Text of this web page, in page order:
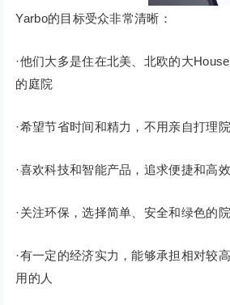
Yarbo的目标受众非常清晰：
·他们大多是住在北美、北欧的大
的庭院
·希望节省时间和精力，不用亲自打理
·喜欢科技和智能产品，追求便捷和高效
·关注环保，选择简单、安全和绿色的
·有一定的经济实力，能够承担相对较
用的人